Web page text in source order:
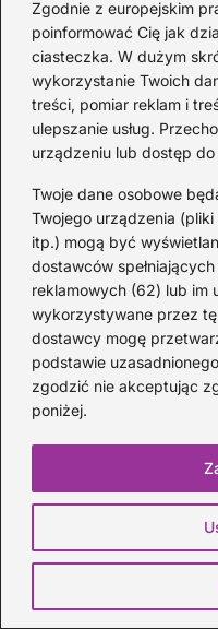
Zgodnie z europejskim
poinformować Cię jak
ciasteczka. W dużym
wykorzystanie Twoich
treści, pomiar reklam i
ulepszanie usług.
urządzeniu lub dostęp do
Twoje dane osobowe
Twojego urządzenia
itp.) mogą być
dostawców
reklamowych (62) lub im
wykorzystywane przez
dostawcy mogę
podstawie
zgodzić nie akceptując
poniżej.
Kapodaster do
jak ułatwia grę
2 DNI TEMU